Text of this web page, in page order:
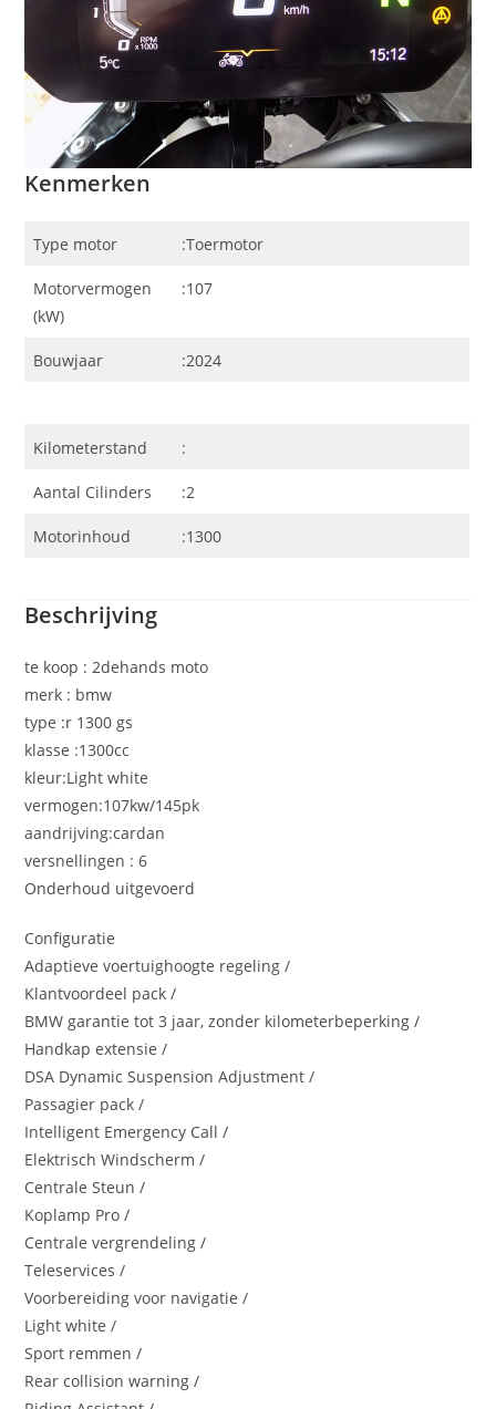
Kenmerken
Type motor :Toermotor
Motorvermogen
(kW)
:107
Bouwjaar :2024
Kilometerstand :
Aantal Cilinders :2
Motorinhoud :1300
Beschrijving
te koop : 2dehands moto
merk : bmw
type :r 1300 gs
klasse :1300cc
kleur:Light white
vermogen:107kw/145pk
aandrijving:cardan
versnellingen : 6
Onderhoud uitgevoerd
Configuratie
Adaptieve voertuighoogte regeling /
Klantvoordeel pack /
BMW garantie tot 3 jaar, zonder kilometerbeperking /
Handkap extensie /
DSA Dynamic Suspension Adjustment /
Passagier pack /
Intelligent Emergency Call /
Elektrisch Windscherm /
Centrale Steun /
Koplamp Pro /
Centrale vergrendeling /
Teleservices /
Voorbereiding voor navigatie /
Light white /
Sport remmen /
Rear collision warning /